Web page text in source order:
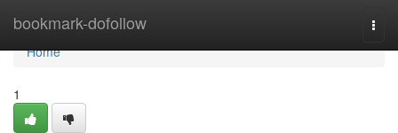
bookmark-dofollow
Home
Home
1